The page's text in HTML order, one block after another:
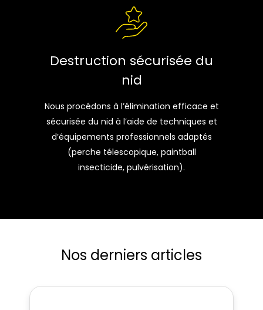
Destruction sécurisée du
nid
Nous procédons à l’élimination efficace et
sécurisée du nid à l’aide de techniques et
d’équipements professionnels adaptés
(perche télescopique, paintball
insecticide, pulvérisation).
Nos derniers articles